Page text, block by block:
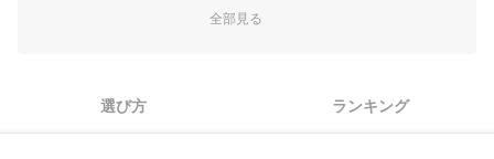
後でも2週間以内なら全額返金…
本製のベビーふとんセットです。中わたに吸放湿性にすぐれ
た天然素材テンセルを50%使用しており、汗かきの赤ちゃん
全部見る
選び方 ランキング